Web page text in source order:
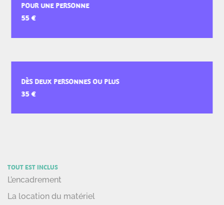
DÈS DEUX PERSONNES OU PLUS
POUR UNE PERSONNE
TOUT EST INCLUS
L’encadrement
La location du matériel